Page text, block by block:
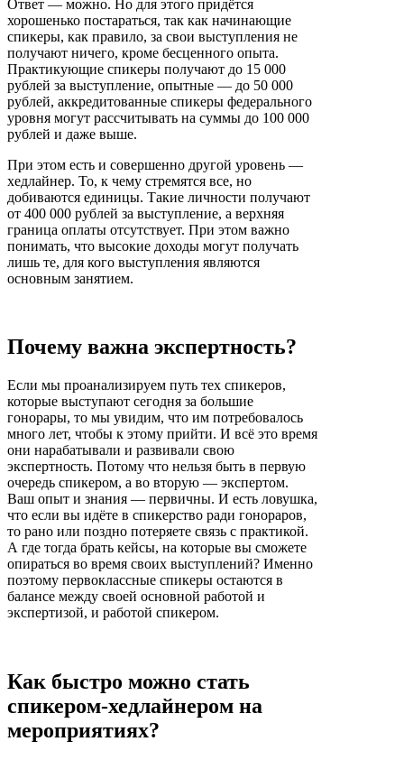
Ответ — можно. Но для этого придётся
хорошенько постараться, так как начинающие
спикеры, как правило, за свои выступления не
получают ничего, кроме бесценного опыта.
Практикующие спикеры получают до 15 000
рублей за выступление, опытные — до 50 000
рублей, аккредитованные спикеры федерального
уровня могут рассчитывать на суммы до 100 000
рублей и даже выше.
При этом есть и совершенно другой уровень —
хедлайнер. То, к чему стремятся все, но
добиваются единицы. Такие личности получают
от 400 000 рублей за выступление, а верхняя
граница оплаты отсутствует. При этом важно
понимать, что высокие доходы могут получать
лишь те, для кого выступления являются
основным занятием.
Почему важна экспертность?
Если мы проанализируем путь тех спикеров,
которые выступают сегодня за большие
гонорары, то мы увидим, что им потребовалось
много лет, чтобы к этому прийти. И всё это время
они нарабатывали и развивали свою
экспертность. Потому что нельзя быть в первую
очередь спикером, а во вторую — экспертом.
Ваш опыт и знания — первичны. И есть ловушка,
что если вы идёте в спикерство ради гонораров,
то рано или поздно потеряете связь с практикой.
А где тогда брать кейсы, на которые вы сможете
опираться во время своих выступлений? Именно
поэтому первоклассные спикеры остаются в
балансе между своей основной работой и
экспертизой, и работой спикером.
Как быстро можно стать
спикером-хедлайнером на
мероприятиях?